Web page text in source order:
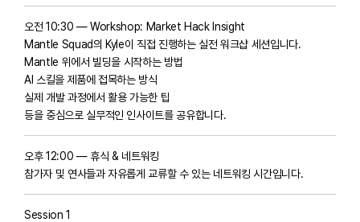
오전 10:30 — Workshop: Market Hack Insight
Mantle Squad의 Kyle이 직접 진행하는 실전 워크샵 세션입니다.
Mantle 위에서 빌딩을 시작하는 방법
AI 스킬을 제품에 접목하는 방식
실제 개발 과정에서 활용 가능한 팁
등을 중심으로 실무적인 인사이트를 공유합니다.
오후 12:00 — 휴식 & 네트워킹
참가자 및 연사들과 자유롭게 교류할 수 있는 네트워킹 시간입니다.
Session 1